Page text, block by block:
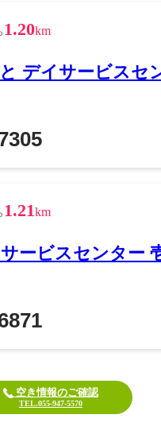
1.20km
デイサービスセ
1.21km
ービスセンター
空き情報のご確認
TEL.055-947-5570